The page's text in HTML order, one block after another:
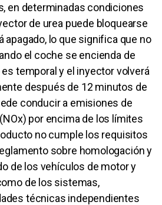
en determinadas condiciones
de urea puede bloquearse
apagado, lo que significa que no
el coche se encienda de
temporal y el inyector volverá
después de 12 minutos de
conducir a emisiones de
por encima de los límites
no cumple los requisitos
sobre homologación y
de los vehículos de motor y
de los sistemas,
técnicas independientes